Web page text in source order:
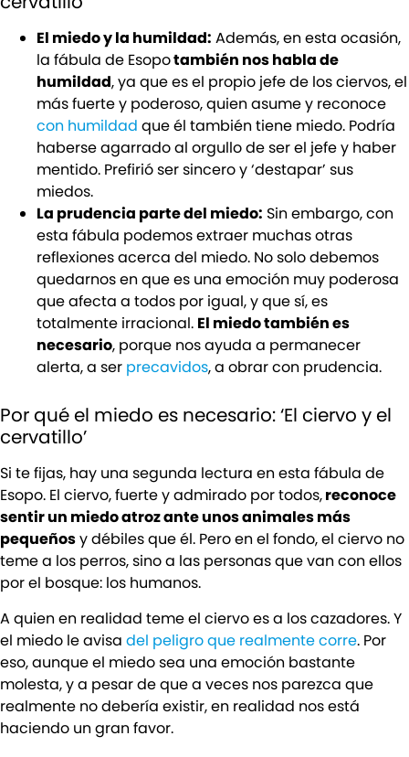
El miedo y la humildad: Además, en esta ocasión,
la fábula de Esopotambién nos habla de
humildad, ya que es el propio jefe de los ciervos, el
más fuerte y poderoso, quien asume y reconoce
con humildad que él también tiene miedo. Podría
haberse agarrado al orgullo de ser el jefe y haber
mentido. Prefirió ser sincero y ‘destapar’ sus
miedos.
La prudencia parte del miedo: Sin embargo, con
esta fábula podemos extraer muchas otras
reflexiones acerca del miedo. No solo debemos
quedarnos en que es una emoción muy poderosa
que afecta a todos por igual, y que sí, es
totalmente irracional. El miedo también es
necesario, porque nos ayuda a permanecer
alerta, a ser precavidos, a obrar con prudencia.
Por qué el miedo es necesario: ‘El ciervo y el
cervatillo’
Si te fijas, hay una segunda lectura en esta fábula de
Esopo. El ciervo, fuerte y admirado por todos,reconoce
sentir un miedo atroz ante unos animales más
pequeñosy débiles que él. Pero en el fondo, el ciervo no
teme a los perros, sino a las personas que van con ellos
por el bosque: los humanos.
A quien en realidad teme el ciervo es a los cazadores. Y
el miedo le avisa del peligro que realmente corre. Por
eso, aunque el miedo sea una emoción bastante
molesta, y a pesar de que a veces nos parezca que
realmente no debería existir, en realidad nos está
haciendo un gran favor.